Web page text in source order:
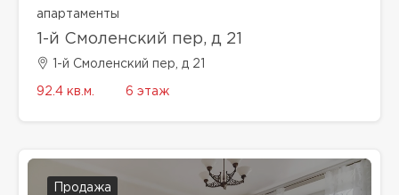
апартаменты
1-й Смоленский пер, д 21
1-й Смоленский пер, д 21
92.4 кв.м. 6 этаж
Продажа